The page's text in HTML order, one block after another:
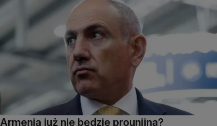
Armenia już nie będzie prounijna?